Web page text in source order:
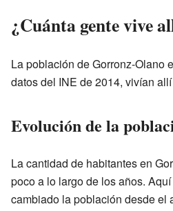
¿Cuánta gente vive
La población de Gorronz-Olano
datos del INE de 2014, vivían
Evolución de la
La cantidad de habitantes en
poco a lo largo de los años.
cambiado la población desde el